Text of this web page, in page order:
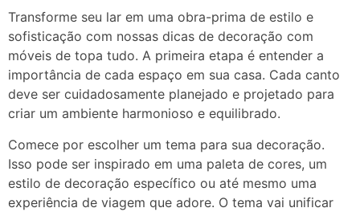
Transforme seu lar em uma obra-prima de estilo e
sofisticação com nossas dicas de decoração com
móveis de topa tudo. A primeira etapa é entender a
importância de cada espaço em sua casa. Cada canto
deve ser cuidadosamente planejado e projetado para
criar um ambiente harmonioso e equilibrado.
Comece por escolher um tema para sua decoração.
Isso pode ser inspirado em uma paleta de cores, um
estilo de decoração específico ou até mesmo uma
experiência de viagem que adore. O tema vai unificar